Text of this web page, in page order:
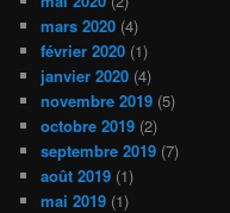
mars 2020 (4)
février 2020 (1)
janvier 2020 (4)
novembre 2019 (5)
octobre 2019 (2)
septembre 2019 (7)
août 2019 (1)
mai 2019 (1)